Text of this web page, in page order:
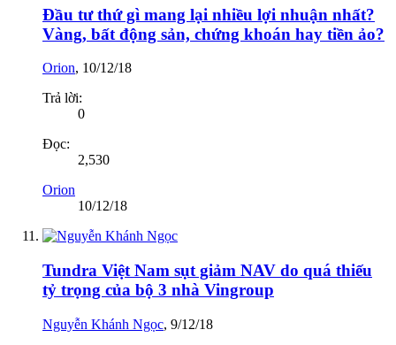
Đầu tư thứ gì mang lại nhiều lợi nhuận nhất?
Vàng, bất động sản, chứng khoán hay tiền ảo?
Orion, 10/12/18
Trả lời:
0
Đọc:
2,530
Orion
10/12/18
Tundra Việt Nam sụt giảm NAV do quá thiếu
tỷ trọng của bộ 3 nhà Vingroup
Nguyễn Khánh Ngọc, 9/12/18